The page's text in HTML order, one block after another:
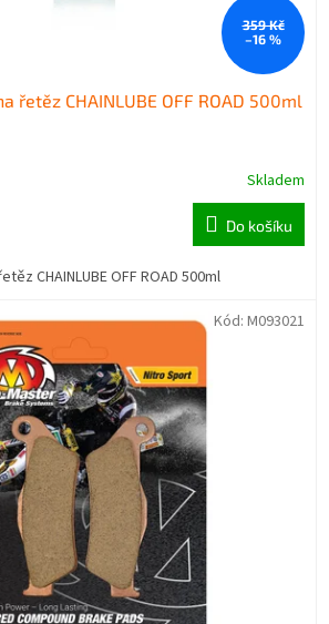
359 Kč
–16 %
řetěz CHAINLUBE OFF ROAD 500ml
Skladem
Do košíku
CHAINLUBE OFF ROAD 500ml
Kód: M093021